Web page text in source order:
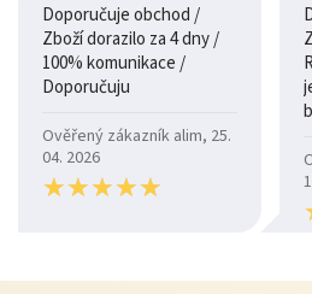
Doporučuje obchod /
Zboží dorazilo za 4 dny /
100% komunikace /
Doporučuju
Ověřený zákazník alim, 25.
04. 2026
★★★★★
★★★★★